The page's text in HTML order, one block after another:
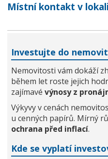
Místní kontakt v
Investujte do
Nemovitosti vám dokáží
během let roste jejich
zajímavé výnosy z
Výkyvy v cenách
u cenných papírů. Mírný
ochrana před inflací.
Kde se vyplatí